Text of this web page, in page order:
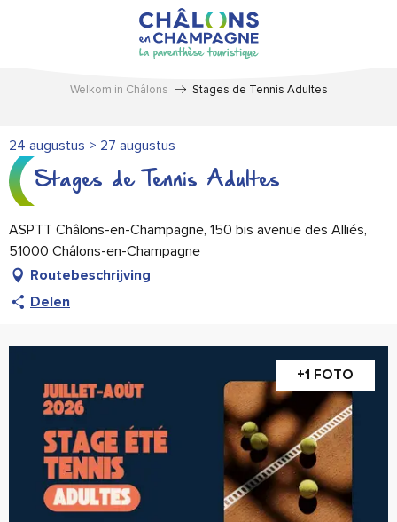
Welkom in Châlons Stages de Tennis Adultes
24 augustus > 27 augustus
Stages de Tennis Adultes
ASPTT Châlons-en-Champagne, 150 bis avenue des Alliés,
51000 Châlons-en-Champagne
Routebeschrijving
Delen
+1 FOTO